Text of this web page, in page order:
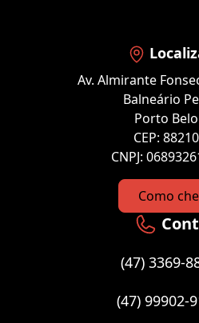
Av. Almirante
Balneário
Porto Belo
CEP:
CNPJ:
Como
(47) 3369-
(47) 99902-